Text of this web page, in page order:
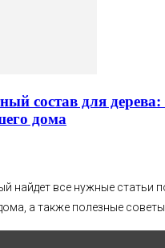
состав для
дома
найдет все нужные статьи
а также полезные